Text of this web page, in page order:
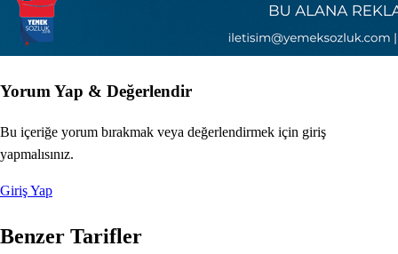
Yorum Yap & Değerlendir
Bu içeriğe yorum bırakmak veya değerlendirmek için giriş
yapmalısınız.
Giriş Yap
Benzer Tarifler